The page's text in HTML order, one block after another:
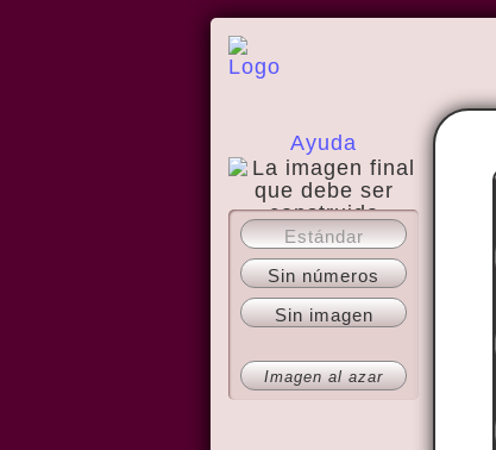
Ayuda
Acerca del sitio
Estándar
Sin números
Sin imagen
Imagen al azar